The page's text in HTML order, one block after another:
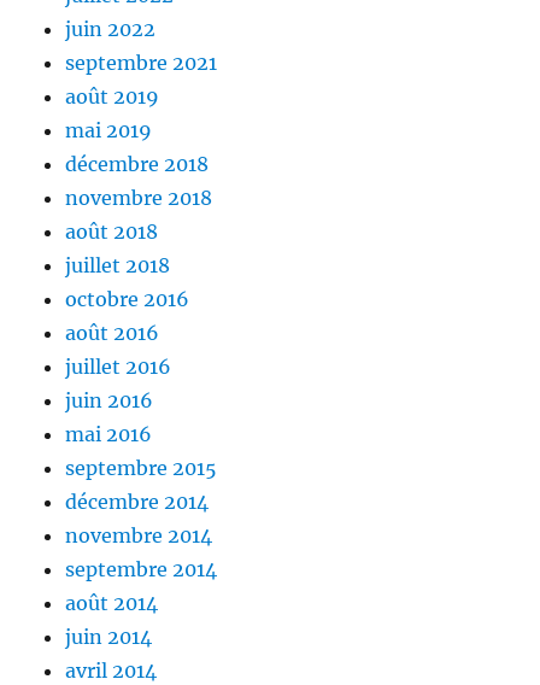
juin 2022
septembre 2021
août 2019
mai 2019
décembre 2018
novembre 2018
août 2018
juillet 2018
octobre 2016
août 2016
juillet 2016
juin 2016
mai 2016
septembre 2015
décembre 2014
novembre 2014
septembre 2014
août 2014
juin 2014
avril 2014